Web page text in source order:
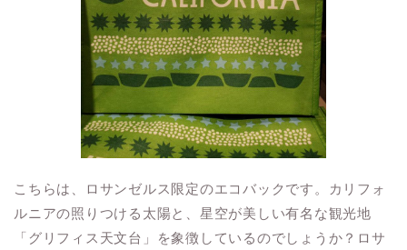
こちらは、ロサンゼルス限定のエコバックです。カリフォ
ルニアの照りつける太陽と、星空が美しい有名な観光地
「グリフィス天文台」を象徴しているのでしょうか？ロサ